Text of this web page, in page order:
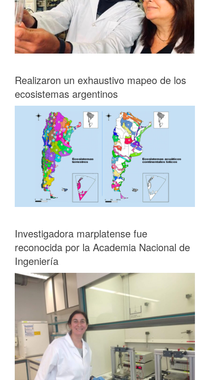
Realizaron un exhaustivo mapeo de los
ecosistemas argentinos
Investigadora marplatense fue
reconocida por la Academia Nacional de
Ingeniería